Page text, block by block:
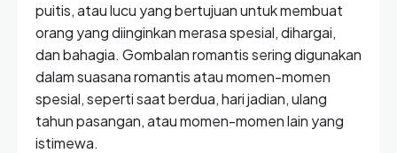
puitis, atau lucu yang bertujuan untuk membuat
orang yang diinginkan merasa spesial, dihargai,
dan bahagia. Gombalan romantis sering digunakan
dalam suasana romantis atau momen-momen
spesial, seperti saat berdua, hari jadian, ulang
tahun pasangan, atau momen-momen lain yang
istimewa.